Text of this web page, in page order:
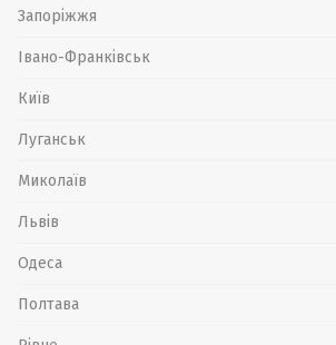
Запоріжжя
Івано-Франківськ
Київ
Луганськ
Миколаїв
Львів
Одеса
Полтава